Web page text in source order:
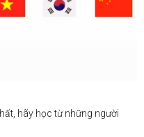
hãy học từ những người